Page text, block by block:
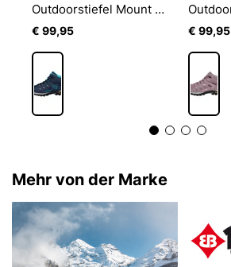
Outdoorstiefel Mount Frakes High
€ 99,95 € 99,95
Mehr von der Marke